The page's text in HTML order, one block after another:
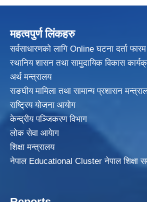
महत्वपुर्ण लिंकहरु
सर्वसाधारणको लागि Online घटना दर्ता फारम
स्थानिय शासन तथा सामुदायिक विकास
अर्थ मन्त्रालय
सङघीय मामिला तथा सामान्य प्रशासन
राष्ट्रिय योजना आयोग
केन्द्रीय पञ्जिकरण विभाग
लोक सेवा आयेाग
शिक्षा मन्त्रालय
नेपाल Educational Cluster नेपाल शिक्षा